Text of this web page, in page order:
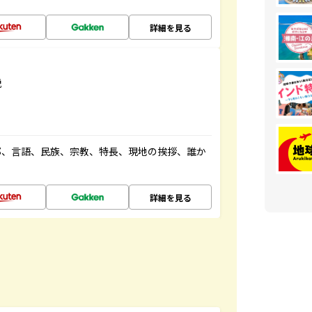
詳細を見る
言語、民族、宗教、特長、現地の挨拶、誰か
詳細を見る